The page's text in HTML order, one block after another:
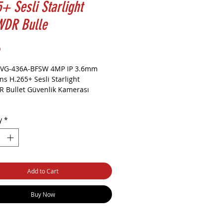
Sesli Starlight
Bulle
Price
VG-436A-BFSW 4MP IP 3.6mm
H.265+ Sesli Starlight
Bullet Güvenlik Kamerası
inch Sony Starvis
x 1440
Sabit Lens
Led ile 20m
*
Add to Cart
Buy Now